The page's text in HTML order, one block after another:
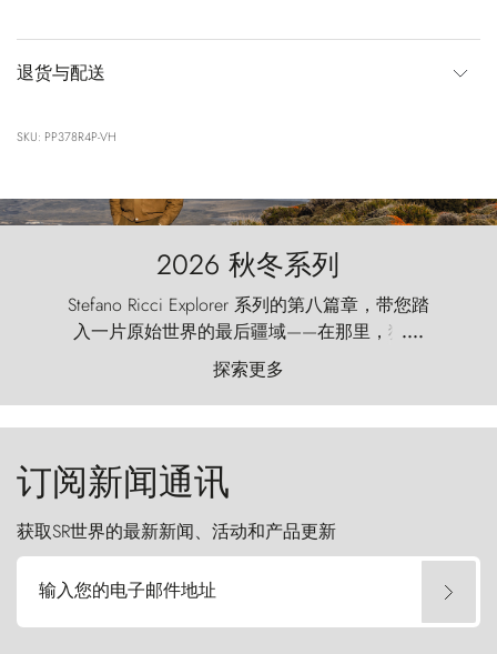
退货与配送
SKU: PP378R4P-VH
2026 秋冬系列
Stefano Ricci Explorer 系列的第八篇章，带您踏
入一片原始世界的最后疆域——在那里，狂风
以远古的怒号雕琢着自然，而百内塔（Torres
del Paine）则宛如石砌的哨兵，傲然向苍穹发
起挑战。
....
探索更多
订阅新闻通讯
获取SR世界的最新新闻、活动和产品更新
输入您的电子邮件地址